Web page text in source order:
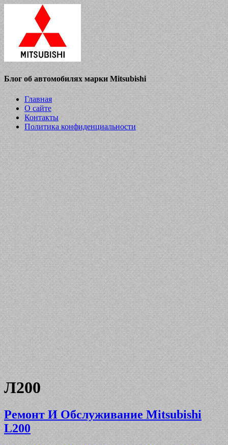
Блог об автомобилях марки Mitsubishi
Главная
О сайте
Контакты
Политика конфиденциальности
Л200
Ремонт И Обслуживание Mitsubishi
L200